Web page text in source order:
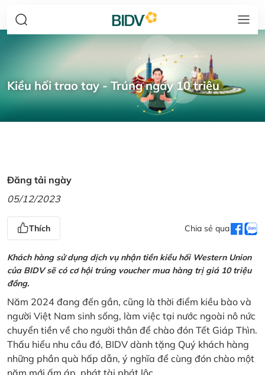
Kiều hối trao tay - Trúng ngay 10 triệu
Đăng tải ngày
05/12/2023
Thích Chia sẻ qua
Khách hàng sử dụng dịch vụ nhận tiền kiều hối Western Union
của BIDV sẽ có cơ hội trúng voucher mua hàng trị giá 10 triệu
đồng.
Năm 2024 đang đến gần, cũng là thời điểm kiều bào và
người Việt Nam sinh sống, làm việc tại nước ngoài nô nức
chuyển tiền về cho người thân để chào đón Tết Giáp Thìn.
Thấu hiểu nhu cầu đó, BIDV dành tặng Quý khách hàng
những phần quà hấp dẫn, ý nghĩa để cùng đón chào một
năm mới ấm áp, phát tài phát lộc.